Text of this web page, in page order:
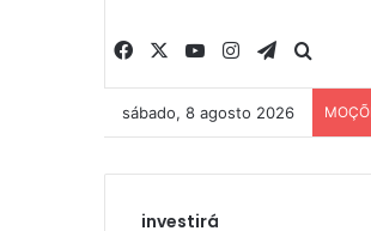
Facebook YouTubeInstagramTelegram
sábado, 8 agosto 2026
investirá